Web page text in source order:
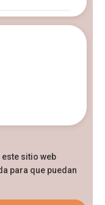
sitio web
para que puedan